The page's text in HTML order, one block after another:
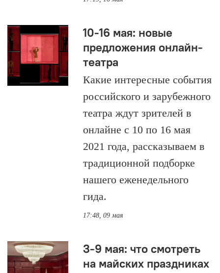
10-16 мая: новые
предложения онлайн-
театра
Какие интересные события
российского и зарубежного
театра ждут зрителей в
онлайне с 10 по 16 мая
2021 года, рассказываем в
традиционной подборке
нашего еженедельного
гида.
17:48, 09 мая
3-9 мая: что смотреть
на майских праздниках